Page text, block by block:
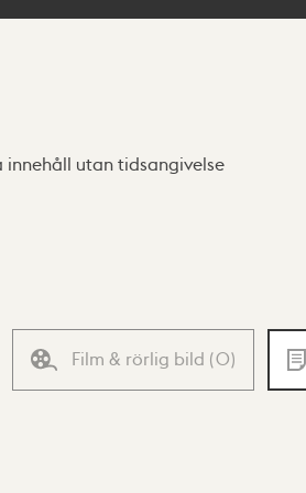
innehåll utan tidsangivelse
Film & rörlig bild (0)